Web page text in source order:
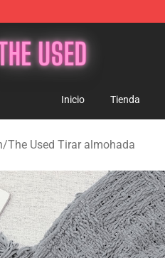
Inicio Tienda
/The Used Tirar almohada